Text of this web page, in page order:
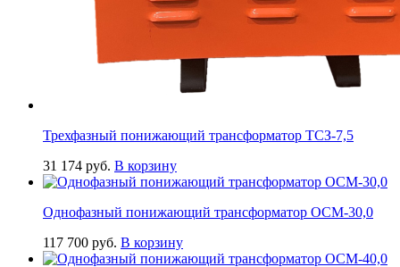
Трехфазный понижающий трансформатор ТСЗ-7,5
31 174 руб. В корзину
Однофазный понижающий трансформатор ОСМ-30,0
117 700 руб. В корзину